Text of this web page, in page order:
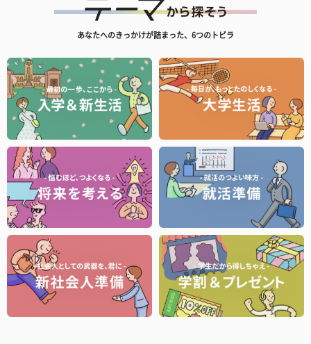
あなたへのきっかけが詰まった、6つのトビラ